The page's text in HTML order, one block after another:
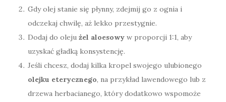
Gdy olej stanie się płynny, zdejmij go z ognia i
odczekaj chwilę, aż lekko przestygnie.
Dodaj do oleju żel aloesowy w proporcji 1:1, aby
uzyskać gładką konsystencję.
Jeśli chcesz, dodaj kilka kropel swojego ulubionego
olejku eterycznego, na przykład lawendowego lub z
drzewa herbacianego, który dodatkowo wspomoże